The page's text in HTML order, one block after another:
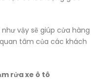
vậy sẽ giúp cửa hàng
tâm của các khách
rửa xe ô tô